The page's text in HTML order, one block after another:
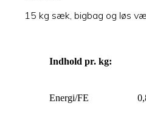
15 kg sæk, bigbag og løs
Indhold pr. kg:
Energi/FE